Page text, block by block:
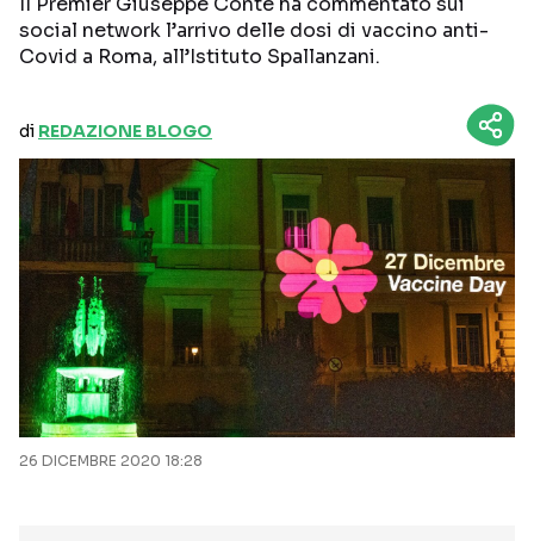
social network l’arrivo delle dosi di vaccino anti-
Covid a Roma, all’Istituto Spallanzani.
di REDAZIONE BLOGO
26 DICEMBRE 2020 18:28